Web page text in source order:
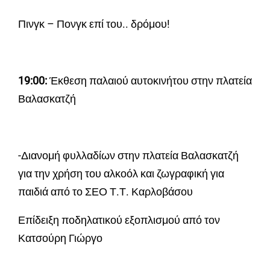
Πινγκ – Πονγκ επί του.. δρόμου!
19:00:Έκθεση παλαιού αυτοκινήτου στην πλατεία
Βαλασκατζή
-Διανομή φυλλαδίων στην πλατεία Βαλασκατζή
για την χρήση του αλκοόλ και ζωγραφική για
παιδιά από το ΣΕΟ Τ.Τ. Καρλοβάσου
Επίδειξη ποδηλατικού εξοπλισμού από τον
Κατσούρη Γιώργο